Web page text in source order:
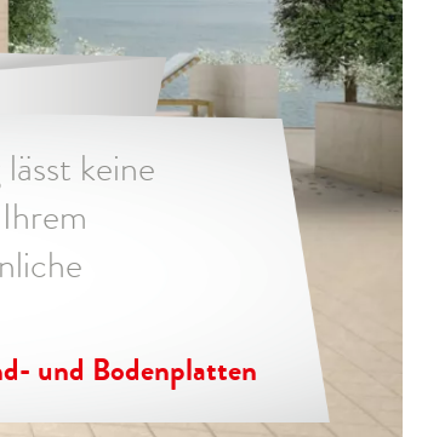
keine
und Bodenplatten